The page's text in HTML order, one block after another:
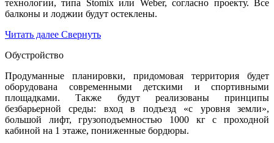
технологии, типа Stomix или Weber, согласно проекту. Все
балконы и лоджии будут остеклены.
Читать далее Свернуть
Обустройство
Продуманные планировки, придомовая территория будет
оборудована современными детскими и спортивными
площадками. Также будут реализованы принципы
безбарьерной среды: вход в подъезд «с уровня земли»,
большой лифт, грузоподъемностью 1000 кг с проходной
кабиной на 1 этаже, пониженные бордюры.